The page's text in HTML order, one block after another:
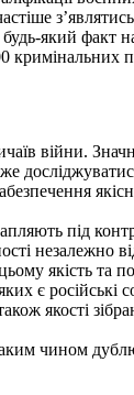
який факт
кримінальних
війни.
під
незалежно
якість та
є російські
якості
чином